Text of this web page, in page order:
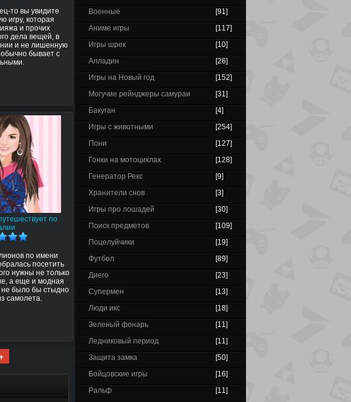
то вы увидите
игру, которая
и прочих
дела вещей, в
и не лишенную
бывает с
по
по имени
посетить
нужны не только
а еще и модная
не было бы стыдно
самолета.
Военные
[91]
Аниме игры
[117]
Игры шрек
[10]
Алладин
[26]
Игры на Новый год
[152]
Могучие рейнджеры самураи
[31]
Бакуган
[4]
Игры с животными
[254]
Пони
[127]
Гонки на мотоциклах
[128]
Генератор Рекс
[9]
Хранители снов
[3]
Игры про лошадей
[30]
Поиск предметов
[109]
Поцелуйчики
[19]
Футбол
[89]
Диего
[23]
Супермен
[13]
Люди икс
[18]
Зеленый фонарь
[11]
Ледниковый период
[11]
Защита замка
[50]
Бойцовские игры
[16]
Ральф
[11]